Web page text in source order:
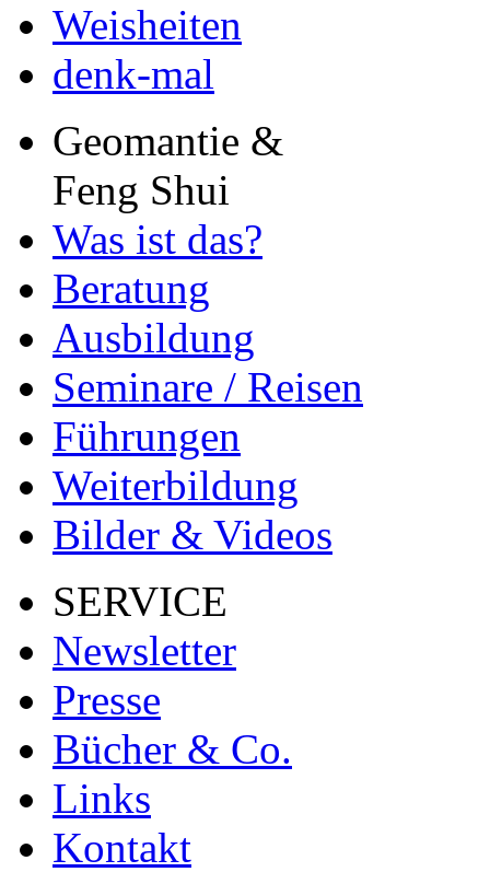
Weisheiten
denk-mal
Geomantie &
Feng Shui
Was ist das?
Beratung
Ausbildung
Seminare / Reisen
Führungen
Weiterbildung
Bilder & Videos
SERVICE
Newsletter
Presse
Bücher & Co.
Links
Kontakt